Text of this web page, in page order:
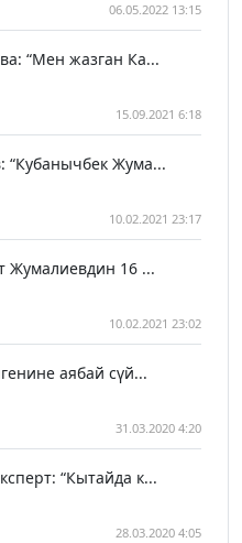
06.05.2022 13:15
“Мен жазган Ка...
15.09.2021 6:18
Жума...
10.02.2021 23:17
Жумалиевдин 16 ...
10.02.2021 23:02
аябай сүй...
31.03.2020 4:20
“Кытайда к...
28.03.2020 4:05